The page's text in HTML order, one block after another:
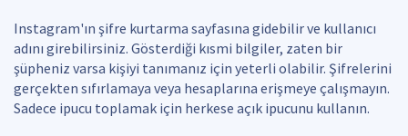
Instagram'ın şifre kurtarma sayfasına gidebilir ve kullanıcı
adını girebilirsiniz. Gösterdiği kısmi bilgiler, zaten bir
şüpheniz varsa kişiyi tanımanız için yeterli olabilir. Şifrelerini
gerçekten sıfırlamaya veya hesaplarına erişmeye çalışmayın.
Sadece ipucu toplamak için herkese açık ipucunu kullanın.